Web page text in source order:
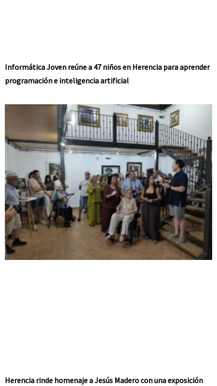
Informática Joven reúne a 47 niños en Herencia para aprender
programación e inteligencia artificial
Herencia rinde homenaje a Jesús Madero con una exposición